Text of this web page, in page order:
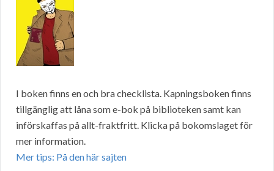
I boken finns en och bra checklista. Kapningsboken finns
tillgänglig att låna som e-bok på biblioteken samt kan
införskaffas på allt-fraktfritt. Klicka på bokomslaget för
mer information.
Mer tips: På den här sajten